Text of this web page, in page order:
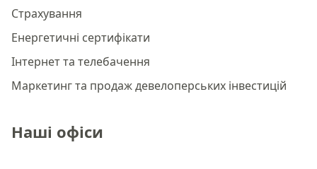
Страхування
Енергетичні сертифікати
Інтернет та телебачення
Маркетинг та продаж девелоперських інвестицій
Наші офіси